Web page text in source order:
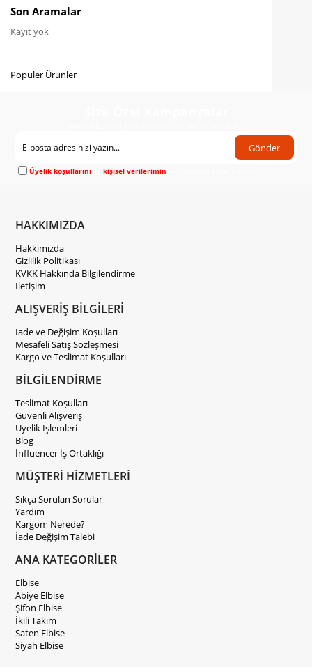
Karşılaştır
Fiyat Düşünce Haber Ver
Gönder
Üyelik koşullarını vekişisel verilerimin
HAKKIMIZDA
Hakkımızda
Gizlilik Politikası
KVKK Hakkında Bilgilendirme
İletişim
ALIŞVERİŞ BİLGİLERİ
İade ve Değişim Koşulları
Mesafeli Satış Sözleşmesi
Kargo ve Teslimat Koşulları
BİLGİLENDİRME
Teslimat Koşulları
Güvenli Alışveriş
Üyelik İşlemleri
Blog
İnfluencer İş Ortaklığı
MÜŞTERİ HİZMETLERİ
Sıkça Sorulan Sorular
Yardım
Kargom Nerede?
İade Değişim Talebi
ANA KATEGORİLER
Elbise
Abiye Elbise
Şifon Elbise
İkili Takım
Saten Elbise
Siyah Elbise
Son Aramalar
Kayıt yok
Popüler Ürünler